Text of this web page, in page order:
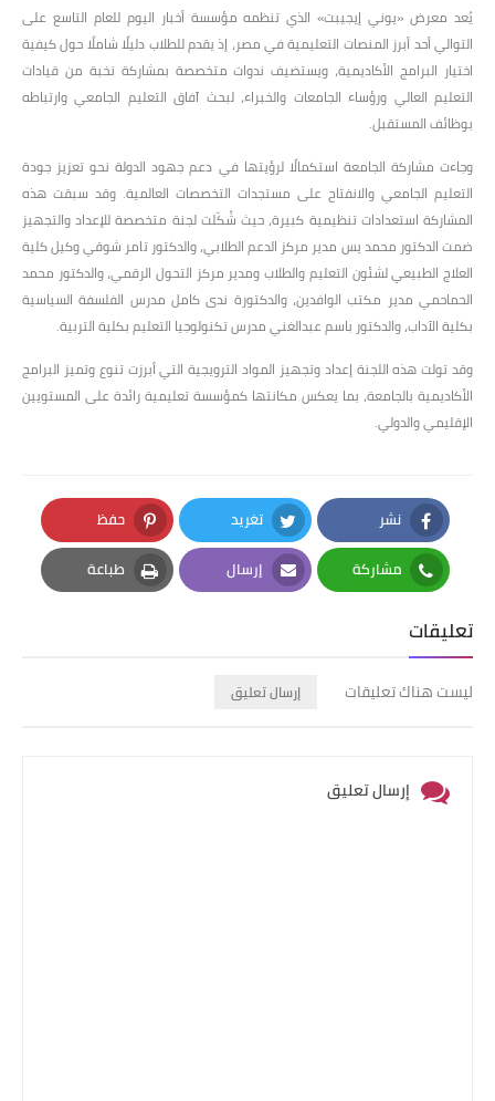
يُعد معرض «يوني إيجيبت» الذي تنظمه مؤسسة أخبار اليوم للعام التاسع على
التوالي أحد أبرز المنصات التعليمية في مصر، إذ يقدم للطلاب دليلًا شاملًا حول كيفية
اختيار البرامج الأكاديمية، ويستضيف ندوات متخصصة بمشاركة نخبة من قيادات
التعليم العالي ورؤساء الجامعات والخبراء، لبحث آفاق التعليم الجامعي وارتباطه
بوظائف المستقبل.
وجاءت مشاركة الجامعة استكمالًا لرؤيتها في دعم جهود الدولة نحو تعزيز جودة
التعليم الجامعي والانفتاح على مستجدات التخصصات العالمية. وقد سبقت هذه
المشاركة استعدادات تنظيمية كبيرة، حيث شُكّلت لجنة متخصصة للإعداد والتجهيز
ضمت الدكتور محمد يس مدير مركز الدعم الطلابي، والدكتور تامر شوقي وكيل كلية
العلاج الطبيعي لشئون التعليم والطلاب ومدير مركز التحول الرقمي، والدكتور محمد
الحماحمي مدير مكتب الوافدين، والدكتورة ندى كامل مدرس الفلسفة السياسية
بكلية الآداب، والدكتور باسم عبدالغني مدرس تكنولوجيا التعليم بكلية التربية.
وقد تولت هذه اللجنة إعداد وتجهيز المواد الترويجية التي أبرزت تنوع وتميز البرامج
الأكاديمية بالجامعة، بما يعكس مكانتها كمؤسسة تعليمية رائدة على المستويين
الإقليمي والدولي.
نشر
Facebook
تغريد
Twitter
حفظ
Pinterest
مشاركة
Whatsapp
إرسال
Email
طباعة
Print
تعليقات
ليست هناك تعليقات إرسال تعليق
إرسال تعليق